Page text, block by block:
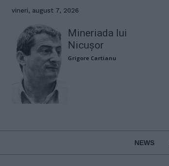
vineri, august 7, 2026
Mineriada lui
Nicușor
Grigore Cartianu
NEWS